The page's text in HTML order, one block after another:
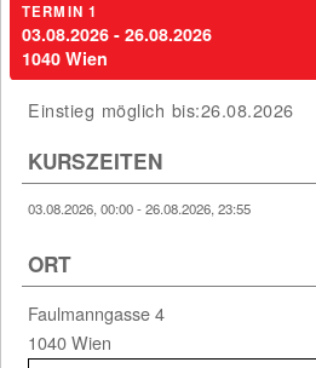
TERMIN 1
03.08.2026 - 26.08.2026
1040 Wien
Einstieg möglich bis:26.08.2026
KURSZEITEN
03.08.2026, 00:00 - 26.08.2026, 23:55
ORT
Faulmanngasse 4
1040 Wien
Faulmanngasse 4
1040 Wien
1 Einträge gefunden (1 von 1)